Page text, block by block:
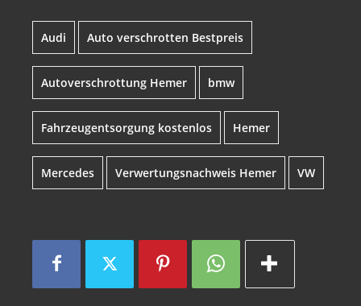
Audi Auto verschrotten Bestpreis
Autoverschrottung Hemer bmw
Fahrzeugentsorgung kostenlos Hemer
Mercedes Verwertungsnachweis Hemer VW